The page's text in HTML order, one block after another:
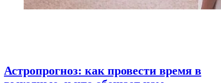
Астропрогноз: как провести время в